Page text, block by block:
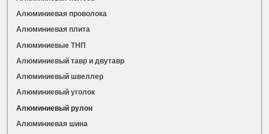
Алюминиевая проволока
Алюминиевая плита
Алюминиевые ТНП
Алюминиевый тавр и двутавр
Алюминиевый швеллер
Алюминиевый уголок
Алюминиевый рулон
Алюминиевая шина